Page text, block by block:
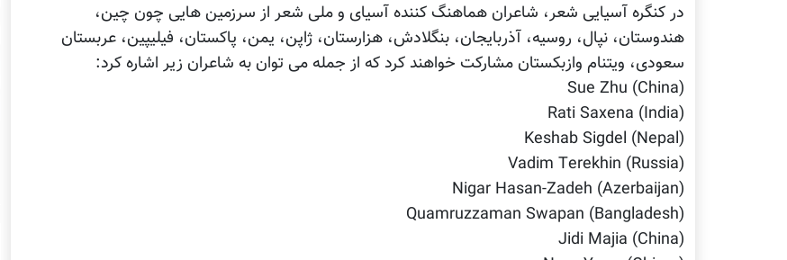
در کنگره آسیایی شعر، شاعران هماهنگ کننده آسیای و ملی شعر از سرزمین هایی چون چین،
هندوستان، نپال، روسیه، آذربایجان، بنگلادش، هزارستان، ژاپن، یمن، پاکستان، فیلیپین، عربستان
سعودی، ویتنام وازبکستان مشارکت خواهند کرد که از جمله می توان به شاعران زیر اشاره کرد:
Sue Zhu (China)
Rati Saxena (India)
Keshab Sigdel (Nepal)
Vadim Terekhin (Russia)
Nigar Hasan-Zadeh (Azerbaijan)
Quamruzzaman Swapan (Bangladesh)
Jidi Majia (China)